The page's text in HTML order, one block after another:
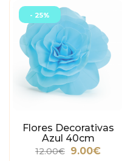
- 25%
Flores Decorativas
Azul 40cm
12.00€ 9.00€